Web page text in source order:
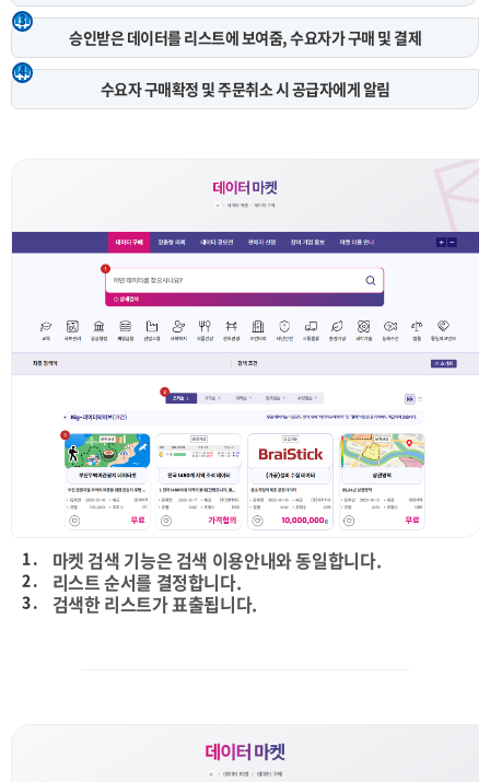
3
승인받은 데이터를 리스트에 보여줌,수요자가 구매 및 결제
4
수요자 구매확정 및 주문취소 시공급자에게 알림
1 . 마켓 검색 기능은 검색 이용안내와 동일합니다.
2 . 리스트 순서를 결정합니다.
3 . 검색한 리스트가 표출됩니다.